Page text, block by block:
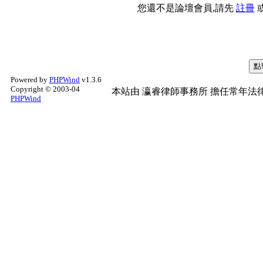
您還不是論壇會員,請先 註冊
Powered by PHPWind v1.3.6
Copyright © 2003-04
PHPWind
本站由 瀛睿律師事務所 擔任常年法